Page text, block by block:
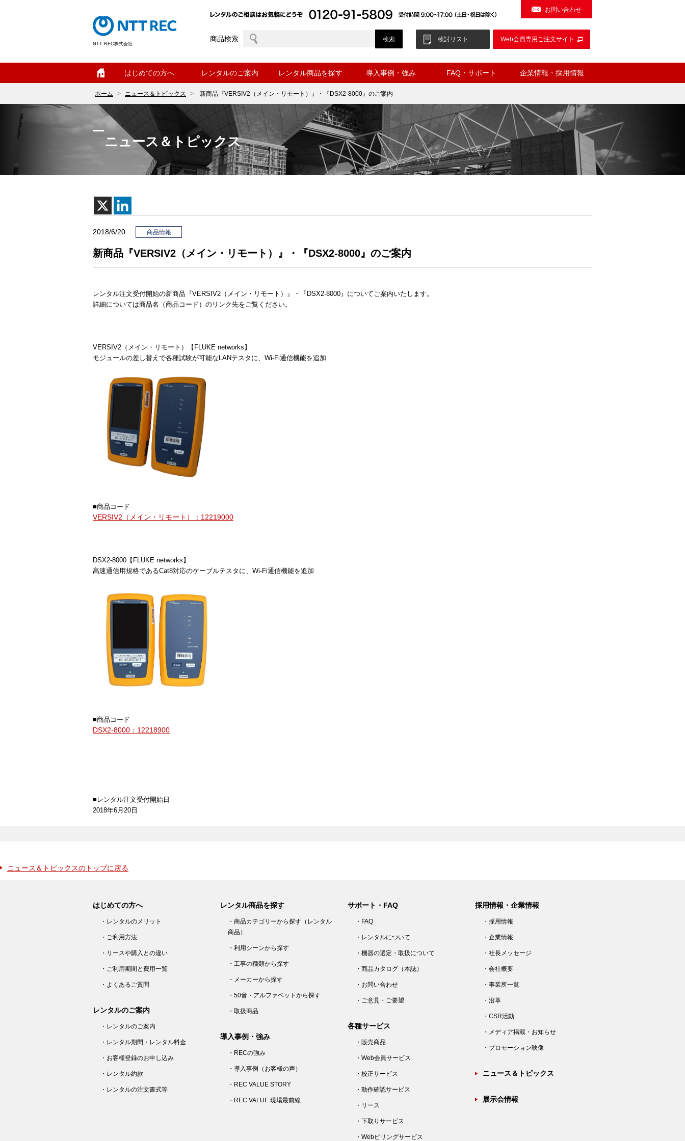
NTT REC株式会社
お問い合わせ
商品検索 検討リスト Web会員専用ご注文サイト
はじめての方へ レンタルのご案内 レンタル商品を探す 導入事例・強み FAQ・サポート 企業情報・採用情報
ホーム ニュース＆トピックス 新商品『VERSIV2（メイン・リモート）』・『DSX2-8000』のご案内
ニュース＆トピックス
2018/6/20 商品情報
新商品『VERSIV2（メイン・リモート）』・『DSX2-8000』のご案内
レンタル注文受付開始の新商品『VERSIV2（メイン・リモート）』・『DSX2-8000』についてご案内いたします。
詳細については商品名（商品コード）のリンク先をご覧ください。
VERSIV2（メイン・リモート）【FLUKE networks】
モジュールの差し替えで各種試験が可能なLANテスタに、Wi‐Fi通信機能を追加
■商品コード
VERSIV2（メイン・リモート）：12219000
DSX2-8000【FLUKE networks】
高速通信用規格であるCat8対応のケーブルテスタに、Wi‐Fi通信機能を追加
■商品コード
DSX2-8000：12218900
■レンタル注文受付開始日
2018年6月20日
ニュース＆トピックスのトップに戻る
はじめての方へ
・レンタルのメリット
・ご利用方法
・リースや購入との違い
・ご利用期間と費用一覧
・よくあるご質問
レンタルのご案内
・レンタルのご案内
・レンタル期間・レンタル料金
・お客様登録のお申し込み
・レンタル約款
・レンタルの注文書式等
レンタル商品を探す
・商品カテゴリーから探す（レンタル
商品）
・利用シーンから探す
・工事の種類から探す
・メーカーから探す
・50音・アルファベットから探す
・取扱商品
導入事例・強み
・RECの強み
・導入事例（お客様の声）
・REC VALUE STORY
・REC VALUE 現場最前線
サポート・FAQ
・FAQ
・レンタルについて
・機器の選定・取扱について
・商品カタログ（本誌）
・お問い合わせ
・ご意見・ご要望
各種サービス
・販売商品
・Web会員サービス
・校正サービス
・動作確認サービス
・リース
・下取りサービス
・Webビリングサービス
採用情報・企業情報
・採用情報
・企業情報
・社長メッセージ
・会社概要
・事業所一覧
・沿革
・CSR活動
・メディア掲載・お知らせ
・プロモーション映像
ニュース＆トピックス
展示会情報